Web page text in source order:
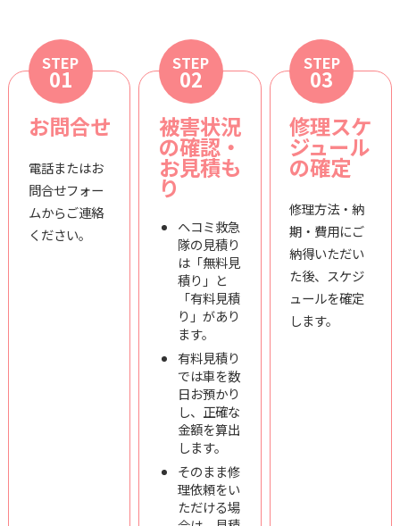
STEP
01
お問合せ
電話またはお
問合せフォー
ムからご連絡
ください。
STEP
02
被害状況
の確認・
お見積も
り
ヘコミ救急
隊の見積り
は「無料見
積り」と
「有料見積
り」があり
ます。
有料見積り
では車を数
日お預かり
し、正確な
金額を算出
します。
そのまま修
理依頼をい
ただける場
STEP
03
修理スケ
ジュール
の確定
修理方法・納
期・費用にご
納得いただい
た後、スケジ
ュールを確定
します。